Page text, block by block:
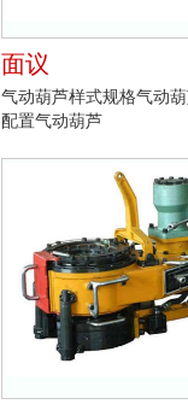
面议
气动葫芦样式规格气动
配置气动葫芦